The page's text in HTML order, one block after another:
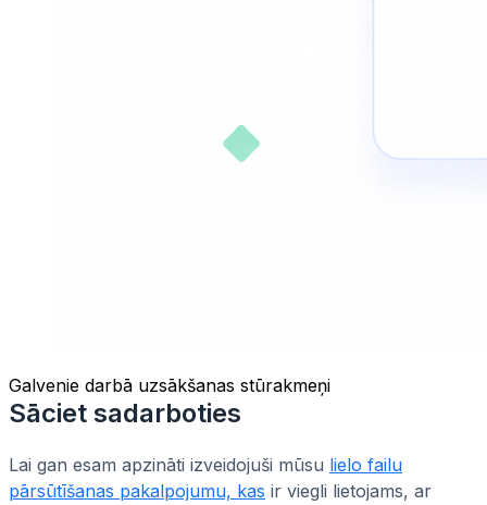
Galvenie darbā uzsākšanas stūrakmeņi
Sāciet sadarboties
Lai gan esam apzināti izveidojuši mūsu lielo failu
pārsūtīšanas pakalpojumu, kas ir viegli lietojams, ar